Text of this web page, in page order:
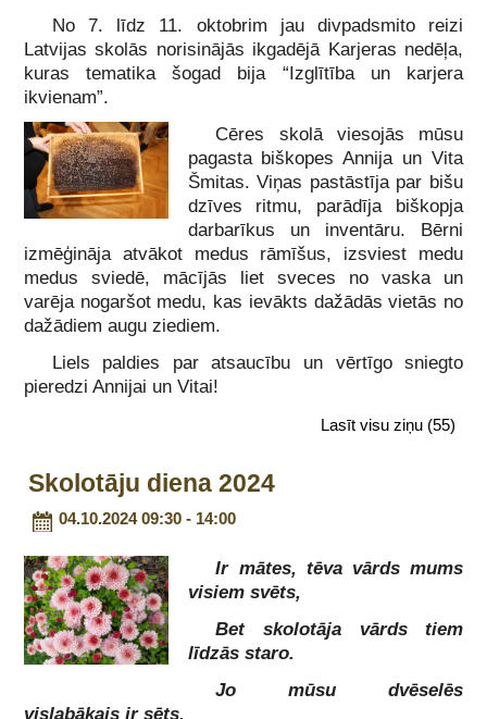
No 7. līdz 11. oktobrim jau divpadsmito reizi
Latvijas skolās norisinājās ikgadējā Karjeras nedēļa,
kuras tematika šogad bija “Izglītība un karjera
ikvienam”.
Cēres skolā viesojās mūsu
pagasta biškopes Annija un Vita
Šmitas. Viņas pastāstīja par bišu
dzīves ritmu, parādīja biškopja
darbarīkus un inventāru. Bērni
izmēģināja atvākot medus rāmīšus, izsviest medu
medus sviedē, mācījās liet sveces no vaska un
varēja nogaršot medu, kas ievākts dažādās vietās no
dažādiem augu ziediem.
Liels paldies par atsaucību un vērtīgo sniegto
pieredzi Annijai un Vitai!
Lasīt visu ziņu (55)
Skolotāju diena 2024
04.10.2024 09:30 - 14:00
Ir mātes, tēva vārds mums
visiem svēts,
Bet skolotāja vārds tiem
līdzās staro.
Jo mūsu dvēselēs
vislabākais ir sēts.